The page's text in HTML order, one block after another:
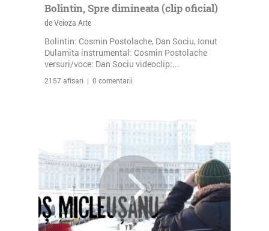
Bolintin, Spre dimineata (clip oficial)
de Veioza Arte
Bolintin: Cosmin Postolache, Dan Sociu, Ionut
Dulamita instrumental: Cosmin Postolache
versuri/voce: Dan Sociu videoclip:...
2157 afisari | 0 comentarii